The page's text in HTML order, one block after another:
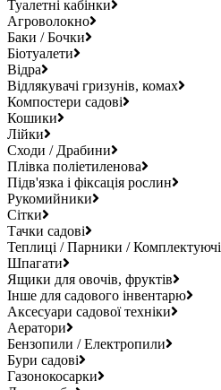
Туалетні кабінки
Агроволокно
Баки / Бочки
Біотуалети
Відра
Відлякувачі гризунів, комах
Компостери садові
Кошики
Лійки
Сходи / Драбини
Плівка поліетиленова
Підв'язка і фіксація рослин
Рукомийники
Сітки
Тачки садові
Теплиці / Парники / Комплектуючі
Шпагати
Ящики для овочів, фруктів
Інше для садового інвентарю
Аксесуари садової техніки
Аератори
Бензопили / Електропили
Бури садові
Газонокосарки